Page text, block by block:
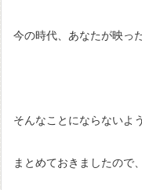
今の時代、あなたが映っ
そんなことにならないよ
まとめておきましたので